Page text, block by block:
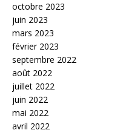
octobre 2023
juin 2023
mars 2023
février 2023
septembre 2022
août 2022
juillet 2022
juin 2022
mai 2022
avril 2022